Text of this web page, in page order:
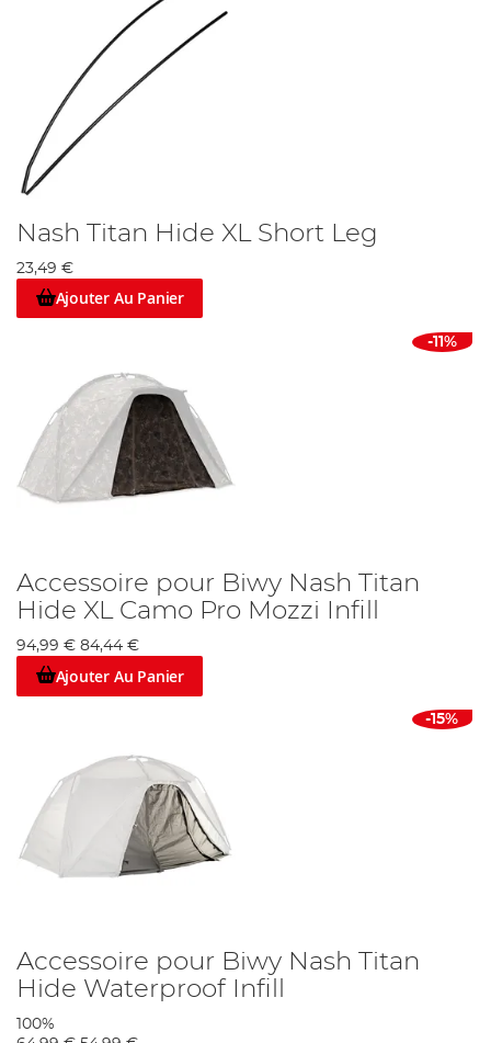
Nash Titan Hide XL Short Leg
23,49 €
Ajouter Au Panier
-11%
Accessoire pour Biwy Nash Titan
Hide XL Camo Pro Mozzi Infill
94,99 € 84,44 €
Ajouter Au Panier
-15%
Accessoire pour Biwy Nash Titan
Hide Waterproof Infill
100%